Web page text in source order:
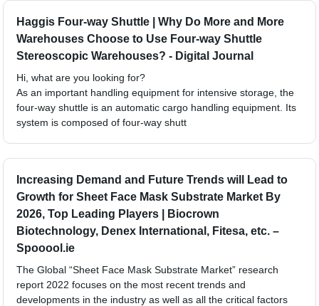
Haggis Four-way Shuttle | Why Do More and More
Warehouses Choose to Use Four-way Shuttle
Stereoscopic Warehouses? - Digital Journal
Hi, what are you looking for?
As an important handling equipment for intensive storage, the
four-way shuttle is an automatic cargo handling equipment. Its
system is composed of four-way shutt
Increasing Demand and Future Trends will Lead to
Growth for Sheet Face Mask Substrate Market By
2026, Top Leading Players | Biocrown
Biotechnology, Denex International, Fitesa, etc. –
Spooool.ie
The Global “Sheet Face Mask Substrate Market” research
report 2022 focuses on the most recent trends and
developments in the industry as well as all the critical factors